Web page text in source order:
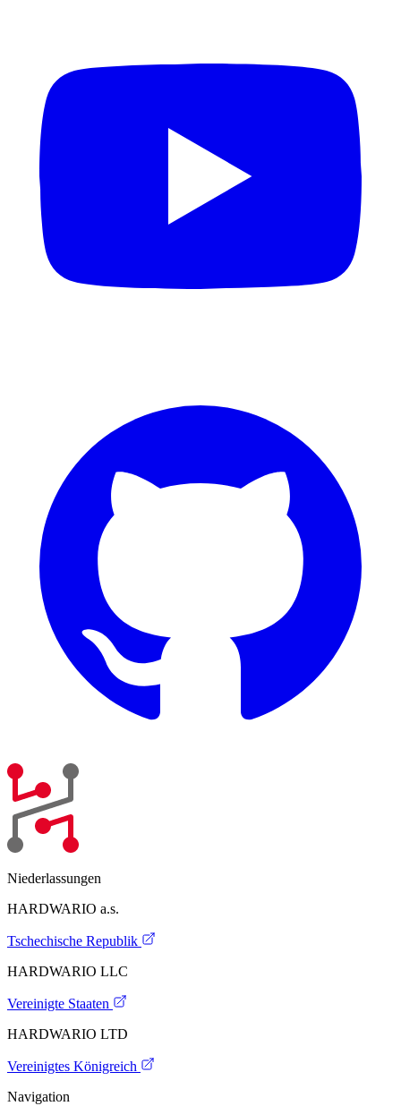
Niederlassungen
HARDWARIO a.s.
Tschechische Republik
HARDWARIO LLC
Vereinigte Staaten
HARDWARIO LTD
Vereinigtes Königreich
Navigation